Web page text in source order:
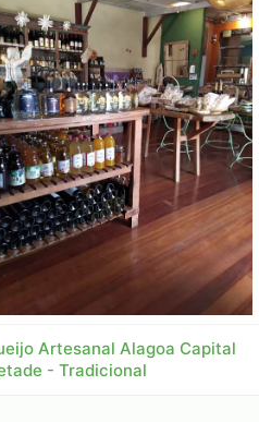
Artesanal Alagoa Capital
- Tradicional